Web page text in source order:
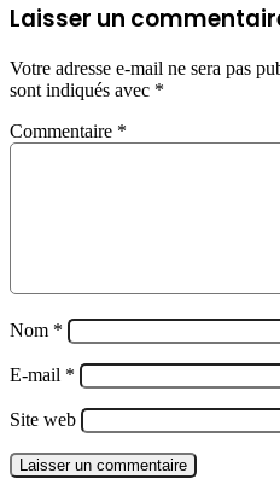
Laisser un
Votre adresse e-mail ne sera pas
sont indiqués avec *
Commentaire *
Nom *
E-mail *
Site web